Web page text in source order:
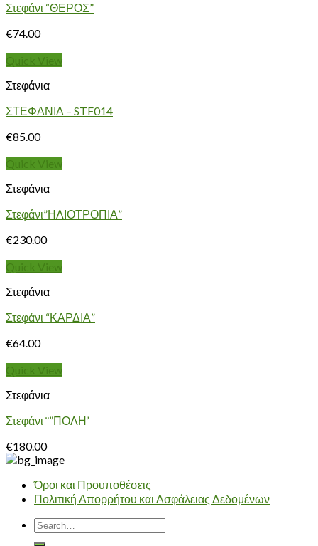
Στεφάνι “ΘΕΡΟΣ”
€74.00
Quick View
Στεφάνια
ΣΤΕΦΑΝΙΑ – STF014
€85.00
Quick View
Στεφάνια
Στεφάνι”ΗΛΙΟΤΡΟΠΙΑ”
€230.00
Quick View
Στεφάνια
Στεφάνι “ΚΑΡΔΙΑ”
€64.00
Quick View
Στεφάνια
Στεφάνι ¨”ΠΟΛΗ’
€180.00
Όροι και Προυποθέσεις
Πολιτική Απορρήτου και Ασφάλειας Δεδομένων
Search
for: